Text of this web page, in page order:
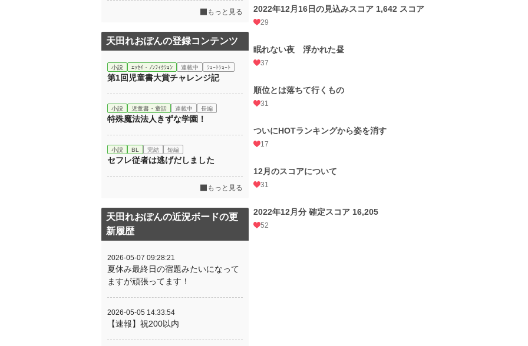
2022年12月16日の見込みスコア 1,642 スコア
29
眠れない夜 浮かれた昼
37
順位とは落ちて行くもの
31
ついにHOTランキングから姿を消す
17
12月のスコアについて
31
2022年12月分 確定スコア 16,205
52
もっと見る
天田れおぽんの登録コンテンツ
小説 ｴｯｾｲ・ﾉﾝﾌｨｸｼｮﾝ 連載中 ｼｮｰﾄｼｮｰﾄ
第1回児童書大賞チャレンジ記
小説 児童書・童話 連載中 長編
特殊魔法法人きずな学園！
小説 BL 完結 短編
セフレ従者は逃げだしました
もっと見る
天田れおぽんの近況ボードの更
新履歴
2026-05-07 09:28:21
夏休み最終日の宿題みたいになって
ますが頑張ってます！
2026-05-05 14:33:54
【速報】祝200以内